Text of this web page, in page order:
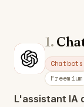
Ch
1.
Freemium
L'assistant IA